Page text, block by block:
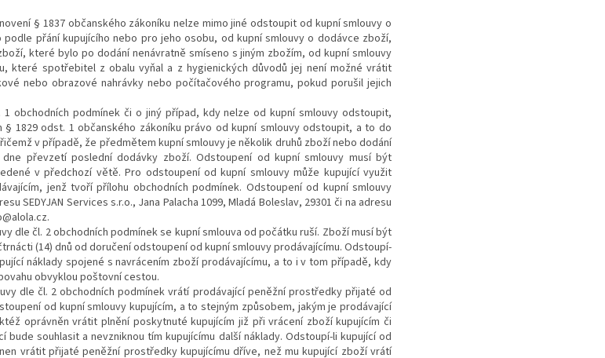
§ 1837 občanského zákoníku nelze mimo jiné odstoupit od kupní smlouvy o
přání kupujícího nebo pro jeho osobu, od kupní smlouvy o dodávce zboží,
které bylo po dodání nenávratně smíseno s jiným zbožím, od kupní smlouvy
které spotřebitel z obalu vyňal a z hygienických důvodů jej není možné vrátit
nebo obrazové nahrávky nebo počítačového programu, pokud porušil jejich
1 obchodních podmínek či o jiný případ, kdy nelze od kupní smlouvy odstoupit,
§ 1829 odst. 1 občanského zákoníku právo od kupní smlouvy odstoupit, a to do
v případě, že předmětem kupní smlouvy je několik druhů zboží nebo dodání
převzetí poslední dodávky zboží. Odstoupení od kupní smlouvy musí být
v předchozí větě. Pro odstoupení od kupní smlouvy může kupující využit
jenž tvoří přílohu obchodních podmínek. Odstoupení od kupní smlouvy
SEDYJAN Services s.r.o., Jana Palacha 1099, Mladá Boleslav, 29301 či na adresu
.
dle čl. 2obchodních podmínek se kupní smlouva od počátku ruší. Zboží musí být
(14) dnů od doručení odstoupení od kupní smlouvy prodávajícímu. Odstoupí-
náklady spojené s navrácením zboží prodávajícímu, a to i v tom případě, kdy
obvyklou poštovní cestou.
dle čl. 2 obchodních podmínek vrátí prodávající peněžní prostředky přijaté od
od kupní smlouvy kupujícím, a to stejným způsobem, jakým je prodávající
oprávněn vrátit plnění poskytnuté kupujícím již při vrácení zboží kupujícím či
bude souhlasit a nevzniknou tím kupujícímu další náklady. Odstoupí-li kupující od
vrátit přijaté peněžní prostředky kupujícímu dříve, než mu kupující zboží vrátí